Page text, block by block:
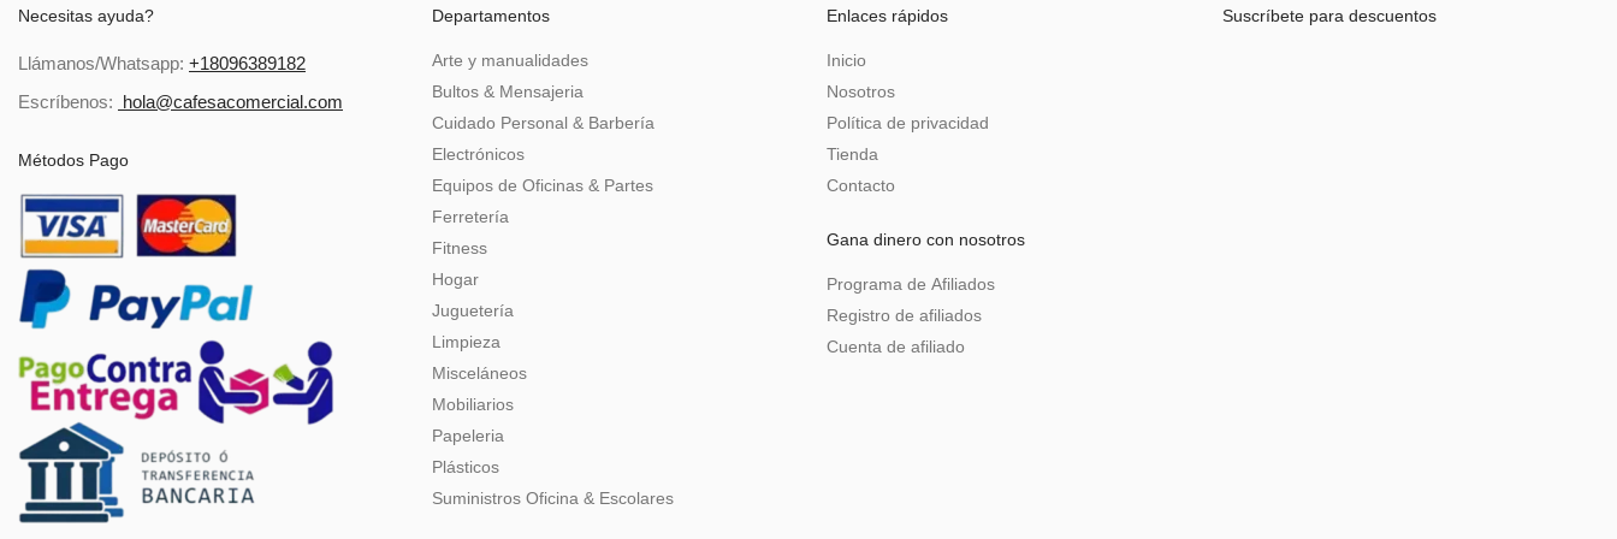
Necesitas ayuda?
Llámanos/Whatsapp: +18096389182
Escríbenos: hola@cafesacomercial.com
Métodos Pago
Departamentos
Arte y manualidades
Bultos & Mensajeria
Cuidado Personal & Barbería
Electrónicos
Equipos de Oficinas & Partes
Ferretería
Fitness
Hogar
Juguetería
Limpieza
Misceláneos
Mobiliarios
Papeleria
Plásticos
Suministros Oficina & Escolares
Enlaces rápidos
Inicio
Nosotros
Política de privacidad
Tienda
Contacto
Gana dinero con nosotros
Programa de Afiliados
Registro de afiliados
Cuenta de afiliado
Suscríbete para descuentos